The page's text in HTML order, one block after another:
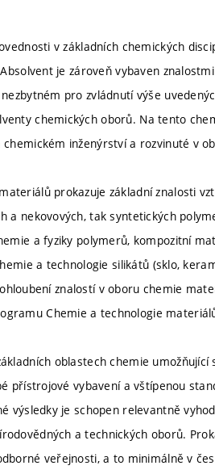
v základních chemických
je zároveň vybaven
pro zvládnutí výše
chemických oborů. Na tento
inženýrství a rozvinuté v
prokazuje základní znalosti
nekovových, tak syntetických
a fyziky polymerů, kompozitní
a technologie silikátů (sklo,
znalostí v oboru chemie
Chemie a technologie
oblastech chemie
přístrojové vybavení a vštípenou
výsledky je schopen relevantně
a technických oborů.
veřejnosti, a to minimálně v